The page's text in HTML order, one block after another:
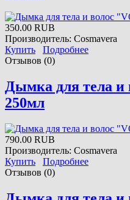
350.00 RUB
Производитель: Cosmavera
Купить
Подробнее
Отзывов (0)
Дымка для тела
250мл
790.00 RUB
Производитель: Cosmavera
Купить
Подробнее
Отзывов (0)